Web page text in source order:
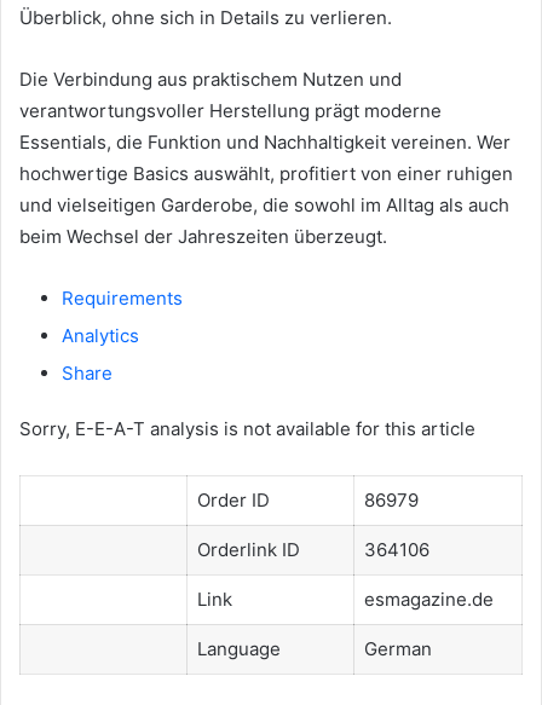
Überblick, ohne sich in Details zu verlieren.
Die Verbindung aus praktischem Nutzen und
verantwortungsvoller Herstellung prägt moderne
Essentials, die Funktion und Nachhaltigkeit vereinen. Wer
hochwertige Basics auswählt, profitiert von einer ruhigen
und vielseitigen Garderobe, die sowohl im Alltag als auch
beim Wechsel der Jahreszeiten überzeugt.
Requirements
Analytics
Share
Sorry, E-E-A-T analysis is not available for this article
Order ID 86979
Orderlink ID 364106
Link esmagazine.de
Language German